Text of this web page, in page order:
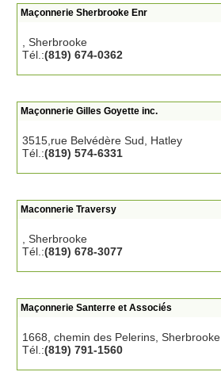
Maçonnerie Sherbrooke Enr
, Sherbrooke
Tél.:(819) 674-0362
Maçonnerie Gilles Goyette inc.
3515,rue Belvédère Sud, Hatley
Tél.:(819) 574-6331
Maconnerie Traversy
, Sherbrooke
Tél.:(819) 678-3077
Maçonnerie Santerre et Associés
1668, chemin des Pelerins, Sherbrooke
Tél.:(819) 791-1560